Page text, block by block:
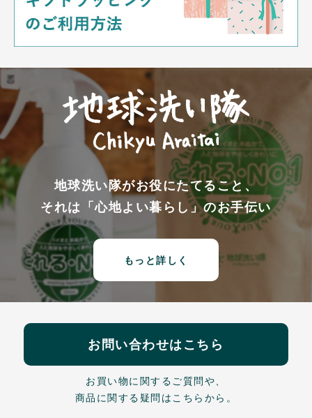
地球洗い隊がお役にたてること、
それは「心地よい暮らし」のお手伝い
もっと詳しく
お問い合わせはこちら
お買い物に関するご質問や、
商品に関する疑問はこちらから。